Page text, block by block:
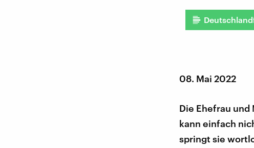
08. Mai 2022
Die Ehefrau
kann einfach
springt sie